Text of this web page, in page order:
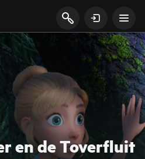
en de Toverfluit